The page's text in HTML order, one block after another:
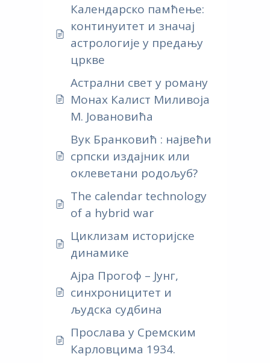
Календарско памћење:
континуитет и значај
астрологије у предању
цркве
Астрални свет у роману
Монах Калист Миливоја
М. Јовановића
Вук Бранковић : највећи
српски издајник или
оклеветани родољуб?
The calendar technology
of a hybrid war
Циклизам историјске
динамике
Ајра Прогоф – Јунг,
синхроницитет и
људска судбина
Прослава у Сремским
Карловцима 1934.